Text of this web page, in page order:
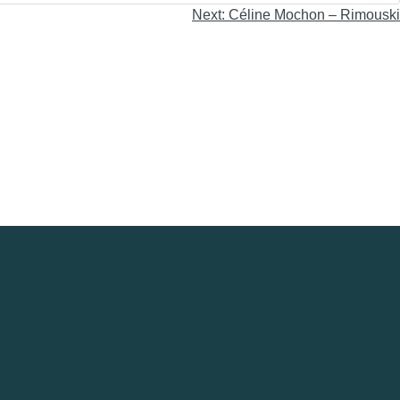
Next: Céline Mochon – Rimouski